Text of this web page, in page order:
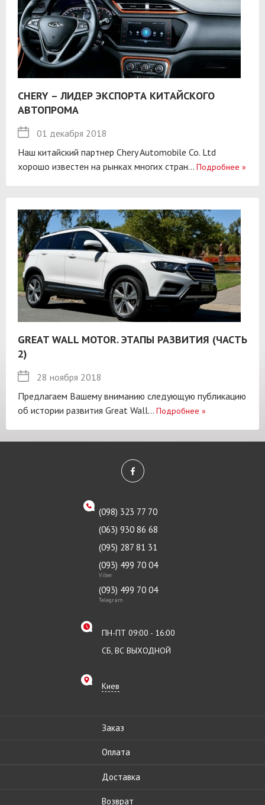
CHERY – ЛИДЕР ЭКСПОРТА КИТАЙСКОГО
АВТОПРОМА
01 декабря 2018
Наш китайский партнер Chery Automobile Co. Ltd
хорошо известен на рынках многих стран... Подробнее »
GREAT WALL MOTOR. ЭТАПЫ РАЗВИТИЯ (ЧАСТЬ
2)
28 ноября 2018
Предлагаем Вашему вниманию следующую публикацию
об истории развития Great Wall... Подробнее »
(098) 323 77 70
(063) 930 86 68
(095) 287 81 31
(093) 499 70 04
Viber
(093) 499 70 04
Telegram
ПН-ПТ 09:00 - 16:00
СБ, ВС ВЫХОДНОЙ
Киев
Заказ
Оплата
Доставка
Возврат